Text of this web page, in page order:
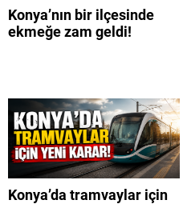
Konya’nın bir ilçesinde
ekmeğe zam geldi!
Konya’da tramvaylar için